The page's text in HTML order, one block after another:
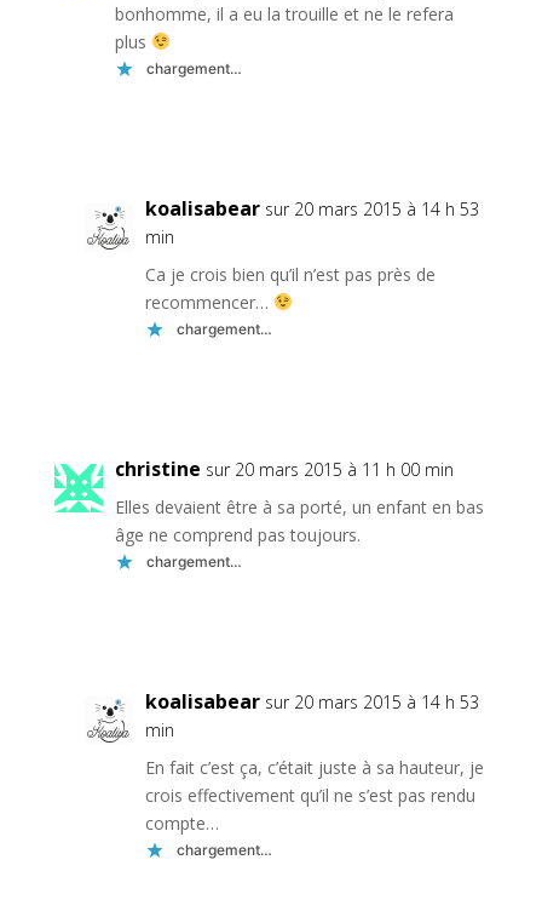
bonhomme, il a eu la trouille et ne le refera
plus
chargement…
koalisabear sur 20 mars 2015 à 14 h 53
min
Ca je crois bien qu’il n’est pas près de
recommencer…
chargement…
christine sur 20 mars 2015 à 11 h 00 min
Elles devaient être à sa porté, un enfant en bas
âge ne comprend pas toujours.
chargement…
koalisabear sur 20 mars 2015 à 14 h 53
min
En fait c’est ça, c’était juste à sa hauteur, je
crois effectivement qu’il ne s’est pas rendu
compte…
chargement…